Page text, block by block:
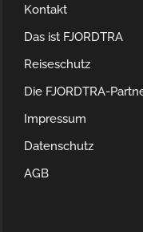
Kontakt
Das ist FJORDTRA
Reiseschutz
Die FJORDTRA-
Impressum
Datenschutz
AGB